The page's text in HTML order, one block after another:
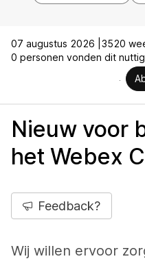
07 augustus 2026 | 3520
0 personen vonden dit nuttig
Nieuw voor
het Webex
Feedback?
Wij willen ervoor